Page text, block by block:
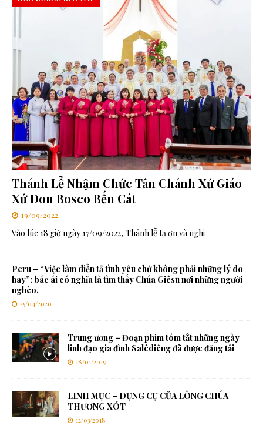
Thánh Lễ Nhậm Chức Tân Chánh Xứ Giáo
Xứ Don Bosco Bến Cát
19/09/2022
Vào lúc 18 giờ ngày 17/09/2022, Thánh lễ tạ ơn và nghi
Peru – “Việc làm diễn tả tình yêu chứ không phải những lý do
hay”: bác ái có nghĩa là tìm thấy Chúa Giêsu nơi những người
nghèo.
25/04/2020
Trung ương – Đoạn phim tóm tắt những ngày
linh đạo gia đình Salêdiêng đã được đăng tải
18/01/2019
LINH MỤC – DỤNG CỤ CỦA LÒNG CHÚA
THƯƠNG XÓT
12/03/2018